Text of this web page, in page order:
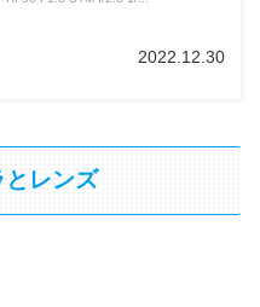
2022.12.30
とレンズ